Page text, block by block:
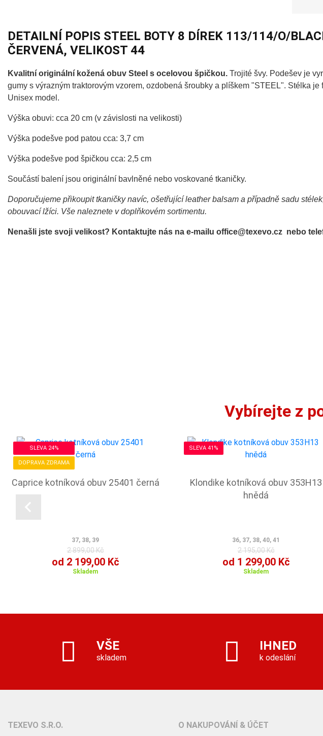
DETAILNÍ POPIS STEEL BOTY 8 DÍREK 113/114/O/
ČERVENÁ, VELIKOST 44
Kvalitní originální kožená obuv Steel s ocelovou špičkou. Trojité švy. Podešev je
gumy s výrazným traktorovým vzorem, ozdobená šroubky a plíškem "STEEL". Stélka je
Unisex model.
Výška obuvi: cca 20 cm (v závislosti na velikosti)
Výška podešve pod patou cca: 3,7 cm
Výška podešve pod špičkou cca: 2,5 cm
Součástí balení jsou originální bavlněné nebo voskované tkaničky.
Doporučujeme přikoupit tkaničky navíc, ošetřující leather balsam a případně sadu
obouvací lžíci. Vše naleznete v doplňkovém sortimentu.
Nenašli jste svoji velikost? Kontaktujte nás na e-mailu office@texevo.cz nebo
Vybírejte z
SLEVA 24%
DOPRAVA ZDRAMA
Caprice kotníková obuv 25401 černá
37, 38, 39
2 899,00 Kč
od 2 199,00 Kč
Skladem
SLEVA 41%
Klondike kotníková obuv 353H13
hnědá
36, 37, 38, 40, 41
2 195,00 Kč
od 1 299,00 Kč
Skladem
VŠE
skladem
IHNED
k odeslání
TEXEVO S.R.O. O NAKUPOVÁNÍ & ÚČET